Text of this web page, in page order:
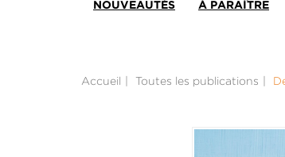
NOUVEAUTÉS À PARAÎTRE
Accueil Toutes les publications